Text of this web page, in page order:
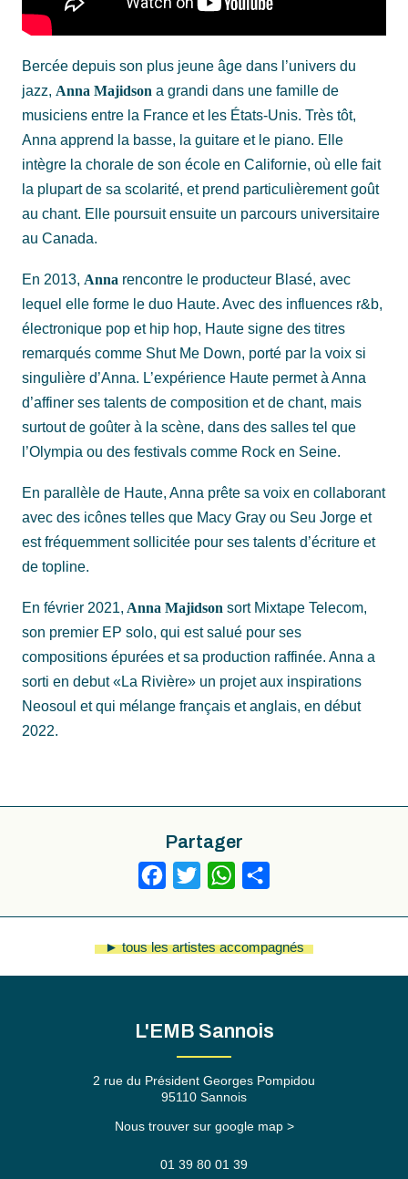
Bercée depuis son plus jeune âge dans l’univers du
jazz, Anna Majidson a grandi dans une famille de
musiciens entre la France et les États-Unis. Très tôt,
Anna apprend la basse, la guitare et le piano. Elle
intègre la chorale de son école en Californie, où elle fait
la plupart de sa scolarité, et prend particulièrement goût
au chant. Elle poursuit ensuite un parcours universitaire
au Canada.
En 2013, Anna rencontre le producteur Blasé, avec
lequel elle forme le duo Haute. Avec des influences r&b,
électronique pop et hip hop, Haute signe des titres
remarqués comme Shut Me Down, porté par la voix si
singulière d’Anna. L’expérience Haute permet à Anna
d’affiner ses talents de composition et de chant, mais
surtout de goûter à la scène, dans des salles tel que
l’Olympia ou des festivals comme Rock en Seine.
En parallèle de Haute, Anna prête sa voix en collaborant
avec des icônes telles que Macy Gray ou Seu Jorge et
est fréquemment sollicitée pour ses talents d’écriture et
de topline.
En février 2021, Anna Majidson sort Mixtape Telecom,
son premier EP solo, qui est salué pour ses
compositions épurées et sa production raffinée. Anna a
sorti en debut «La Rivière» un projet aux inspirations
Neosoul et qui mélange français et anglais, en début
2022.
Partager
Facebook
Twitter WhatsApp
► tous les artistes accompagnés
L'EMB Sannois
2 rue du Président Georges Pompidou
95110 Sannois
Nous trouver sur google map >
01 39 80 01 39